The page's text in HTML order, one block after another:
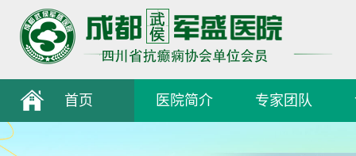
首页 医院简介 专家团队